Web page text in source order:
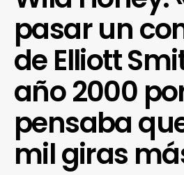
pasar un
de Elliott
año 2000
pensaba
mil giras